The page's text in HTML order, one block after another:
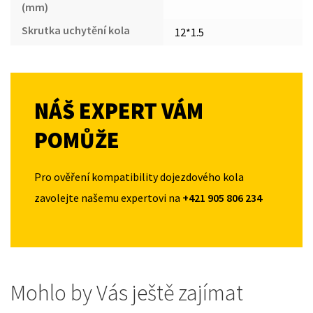
(mm)
Skrutka uchytění kola
12*1.5
NÁŠ EXPERT VÁM
POMŮŽE
Pro ověření kompatibility dojezdového kola
zavolejte našemu expertovi na +421 905 806 234
Mohlo by Vás ještě zajímat